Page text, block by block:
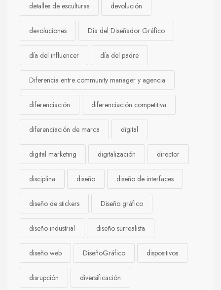
detalles de esculturas devolución
devoluciones Día del Diseñador Gráfico
día del influencer día del padre
Diferencia entre community manager y agencia
diferenciación diferenciación competitiva
diferenciación de marca digital
digital marketing digitalización director
disciplina diseño diseño de interfaces
diseño de stickers Diseño gráfico
diseño industrial diseño surrealista
diseño web DiseñoGráfico dispositivos
disrupción diversificación